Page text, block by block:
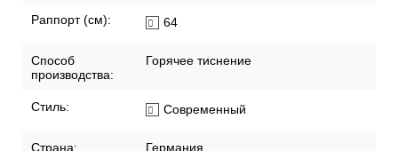
Раппорт (см): 64
Способ
производства:
Горячее тиснение
Стиль: Современный
Страна: Германия